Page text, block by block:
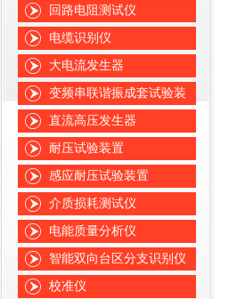
回路电阻测试仪
电缆识别仪
大电流发生器
变频串联谐振成套试验装
置
直流高压发生器
耐压试验装置
感应耐压试验装置
介质损耗测试仪
电能质量分析仪
智能双向台区分支识别仪
校准仪